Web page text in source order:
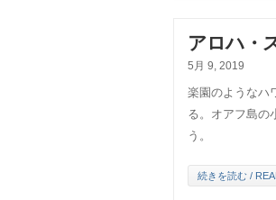
アロハ・
5月 9, 2019
楽園のようなハ
る。オアフ島の
う。
続きを読む /